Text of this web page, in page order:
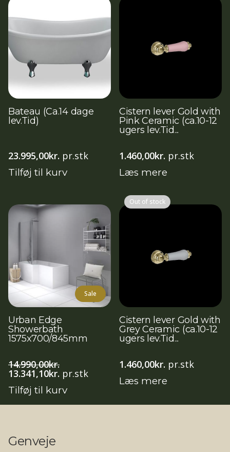
Bateau (Ca.14 dage
lev.Tid)
23.995,00kr. pr.stk
Tilføj til kurv
Cistern lever Gold with
Pink Ceramic (ca.10-12
ugers lev.Tid...
1.460,00kr. pr.stk
Læs mere
Sale
Urban Edge
Showerbath
1575x700/845mm
14.990,00kr.
Den
oprindelige
pris
13.341,10kr. Den
aktuelle
pris
pr.stk
Tilføj til kurv
Out of stock
Cistern lever Gold with
Grey Ceramic (ca.10-12
ugers lev.Tid...
1.460,00kr. pr.stk
Læs mere
Genveje